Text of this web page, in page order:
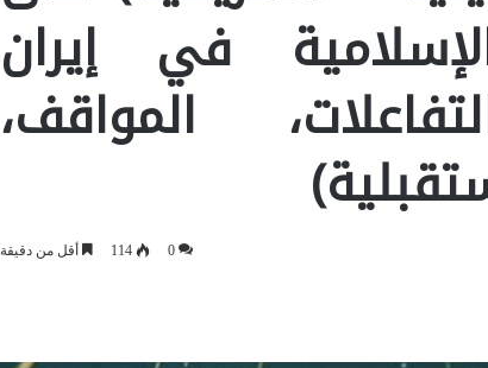
في إيران
المواقف،
0
114 أقل من دقيقة